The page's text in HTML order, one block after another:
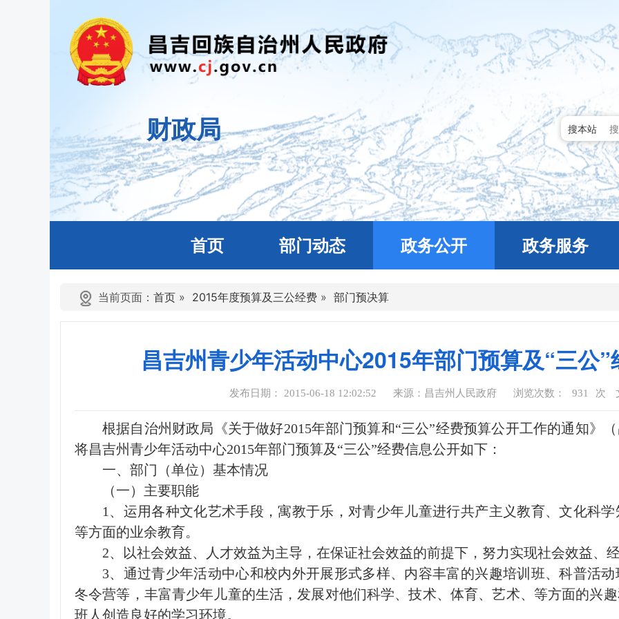
财政局 搜本站
首页 部门动态 政务公开 政务服务
当前页面： 首页 » 2015年度预算及三公经费 » 部门预决算
昌吉州青少年活动中心2015年部门预算及“三公
发布日期： 2015-06-18 12:02:52 来源：昌吉州人民政府 浏览次数： 931 次
根据自治州财政局《关于做好2015年部门预算和“三公”经费预算公开工作的通知》
将昌吉州青少年活动中心2015年部门预算及“三公”经费信息公开如下：
一、部门（单位）基本情况
（一）主要职能
1、运用各种文化艺术手段，寓教于乐，对青少年儿童进行共产主义教育、文化科
等方面的业余教育。
2、以社会效益、人才效益为主导，在保证社会效益的前提下，努力实现社会效益、
3、通过青少年活动中心和校内外开展形式多样、内容丰富的兴趣培训班、科普活
冬令营等，丰富青少年儿童的生活，发展对他们科学、技术、体育、艺术、等方面的兴
班人创造良好的学习环境。